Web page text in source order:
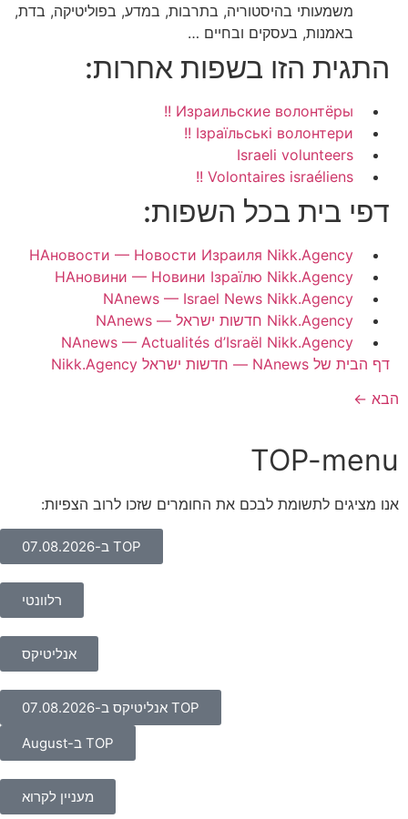
משמעותי בהיסטוריה, בתרבות, במדע, בפוליטיקה, בדת,
באמנות, בעסקים ובחיים …
התגית הזו בשפות אחרות:
!! Израильские волонтёры
!! Ізраїльські волонтери
Israeli volunteers
!! Volontaires israéliens
דפי בית בכל השפות:
НАновости — Новости Израиля Nikk.Agency
НАновини — Новини Ізраїлю Nikk.Agency
NAnews — Israel News Nikk.Agency
NAnews — חדשות ישראל Nikk.Agency
NAnews — Actualités d’Israël Nikk.Agency
דף הבית של NAnews — חדשות ישראל Nikk.Agency
הבא ←
TOP-menu
אנו מציגים לתשומת לבכם את החומרים שזכו לרוב הצפיות:
TOP ב-07.08.2026
רלוונטי
אנליטיקס
TOP אנליטיקס ב-07.08.2026
TOP ב-August
מעניין לקרוא